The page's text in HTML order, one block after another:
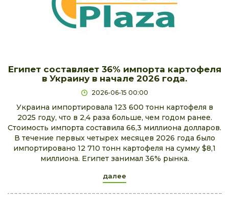
Египет составляет 36% импорта картофеля
в Украину в начале 2026 года.
2026-06-15 00:00
Украина импортировала 123 600 тонн картофеля в
2025 году, что в 2,4 раза больше, чем годом ранее.
Стоимость импорта составила 66,3 миллиона долларов.
В течение первых четырех месяцев 2026 года было
импортировано 12 710 тонн картофеля на сумму $8,1
миллиона. Египет занимал 36% рынка.
далее